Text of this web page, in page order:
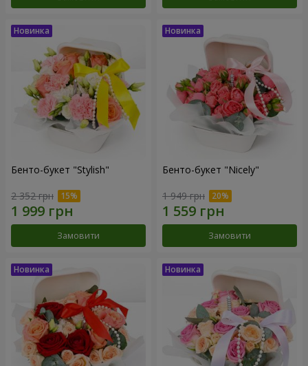
Бенто-букет "Stylish"
2 352 грн
Замовити
Бенто-букет "Nicely"
1 949 грн
Замовити